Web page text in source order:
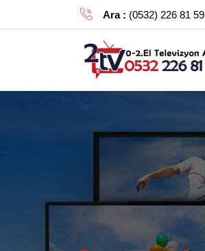
Ara : (0532) 226 81 59